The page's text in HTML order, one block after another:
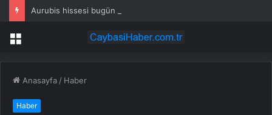
Aurubis hissesi bugün neden düşüyor?
Menü
Anasayfa / Haber
Haber